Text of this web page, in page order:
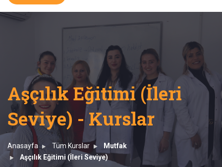
Aşçılık Eğitimi (İleri
Seviye) - Kurslar
Anasayfa Tüm Kurslar
Mutfak
Aşçılık Eğitimi (İleri Seviye)